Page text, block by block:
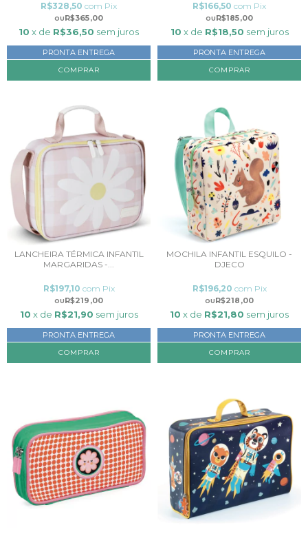
R$365,00
R$328,50 com Pix
10 x de R$36,50 sem juros
PRONTA ENTREGA
R$185,00
R$166,50 com Pix
10 x de R$18,50 sem juros
PRONTA ENTREGA
LANCHEIRA TÉRMICA INFANTIL
MARGARIDAS -...
R$219,00
R$197,10 com Pix
10 x de R$21,90 sem juros
PRONTA ENTREGA
MOCHILA INFANTIL ESQUILO -
DJECO
R$218,00
R$196,20 com Pix
10 x de R$21,80 sem juros
PRONTA ENTREGA